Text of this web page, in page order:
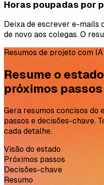
Horas poupadas por
Deixa de escrever e-mails
de novo aos colegas. O
Resumos de projeto com IA
Resume o
próximos passos
Gera resumos concisos do
passos e decisões-chave.
cada detalhe.